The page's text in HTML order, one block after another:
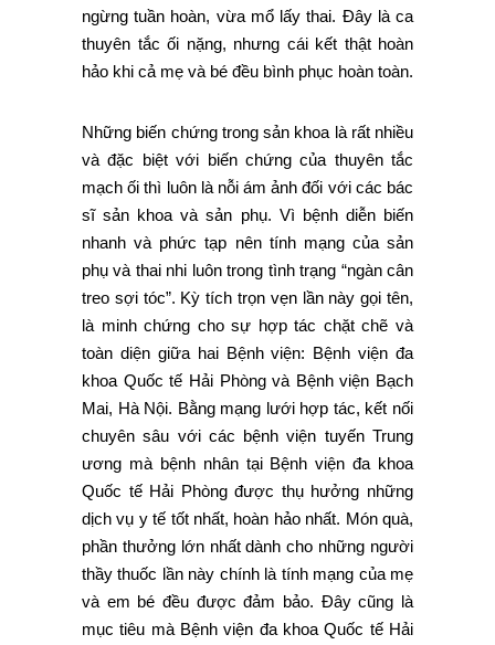
Những biến chứng trong sản khoa là rất nhiều
và đặc biệt với biến chứng của thuyên tắc
mạch ối thì luôn là nỗi ám ảnh đối với các bác
nhanh và phức tạp nên tính mạng của sản
phụ và thai nhi luôn trong tình trạng “ngàn cân
treo sợi tóc”. Kỳ tích trọn vẹn lần này gọi tên,
là minh chứng cho sự hợp tác chặt chẽ và
toàn diện giữa hai Bệnh viện: Bệnh viện đa
khoa Quốc tế Hải Phòng và Bệnh viện Bạch
Mai, Hà Nội. Bằng mạng lưới hợp tác, kết nối
chuyên sâu với các bệnh viện tuyến Trung
ương mà bệnh nhân tại Bệnh viện đa khoa
Quốc tế Hải Phòng được thụ hưởng những
dịch vụ y tế tốt nhất, hoàn hảo nhất. Món quà,
phần thưởng lớn nhất dành cho những người
thầy thuốc lần này chính là tính mạng của mẹ
và em bé đều được đảm bảo. Đây cũng là
mục tiêu mà Bệnh viện đa khoa Quốc tế Hải
Phòng luôn hướng tới khi xây dựng “Văn hoá
Bệnh viện”:“Hợp tác, sát cánh vì mục tiêu
tối thượng là chất lượng điều trị”.
Leave a reply